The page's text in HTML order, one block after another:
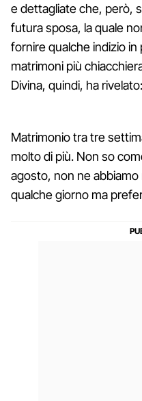
e dettagliate che, però,
futura sposa, la quale
fornire qualche indizio
matrimoni più
Divina, quindi, ha rivelato:
Matrimonio tra tre
molto di più. Non so
agosto, non ne abbiamo
qualche giorno ma